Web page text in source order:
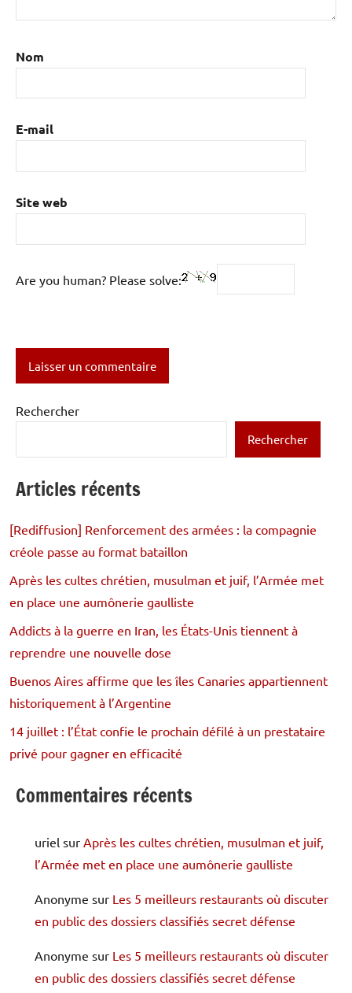
Nom
E-mail
Site web
Are you human? Please solve:
Rechercher
Rechercher
Articles récents
[Rediffusion] Renforcement des armées : la compagnie
créole passe au format bataillon
Après les cultes chrétien, musulman et juif, l’Armée met
en place une aumônerie gaulliste
Addicts à la guerre en Iran, les États-Unis tiennent à
reprendre une nouvelle dose
Buenos Aires affirme que les îles Canaries appartiennent
historiquement à l’Argentine
14 juillet : l’État confie le prochain défilé à un prestataire
privé pour gagner en efficacité
Commentaires récents
uriel sur Après les cultes chrétien, musulman et juif,
l’Armée met en place une aumônerie gaulliste
Anonyme sur Les 5 meilleurs restaurants où discuter
en public des dossiers classifiés secret défense
Anonyme sur Les 5 meilleurs restaurants où discuter
en public des dossiers classifiés secret défense